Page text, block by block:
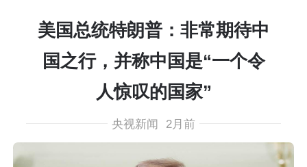
美国总统特朗普：非常期待中
国之行，并称中国是“一个令
人惊叹的国家”
央视新闻 2月前